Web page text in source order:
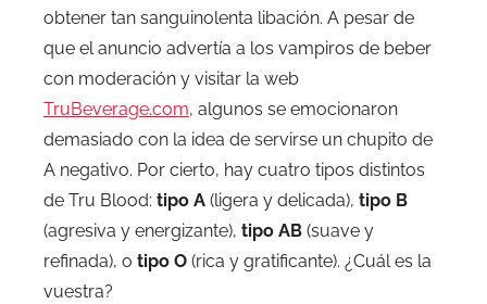
obtener tan sanguinolenta libación. A pesar de
que el anuncio advertía a los vampiros de beber
con moderación y visitar la web
TruBeverage.com, algunos se emocionaron
demasiado con la idea de servirse un chupito de
A negativo. Por cierto, hay cuatro tipos distintos
de Tru Blood: tipo A (ligera y delicada), tipo B
(agresiva y energizante), tipo AB (suave y
refinada), o tipo O (rica y gratificante). ¿Cuál es la
vuestra?